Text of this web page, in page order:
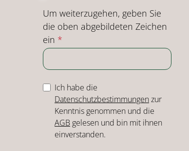
Um weiterzugehen, geben Sie
die oben abgebildeten Zeichen
ein *
Ich habe die
Datenschutzbestimmungenzur
Kenntnis genommen und die
AGB gelesen und bin mit ihnen
einverstanden.